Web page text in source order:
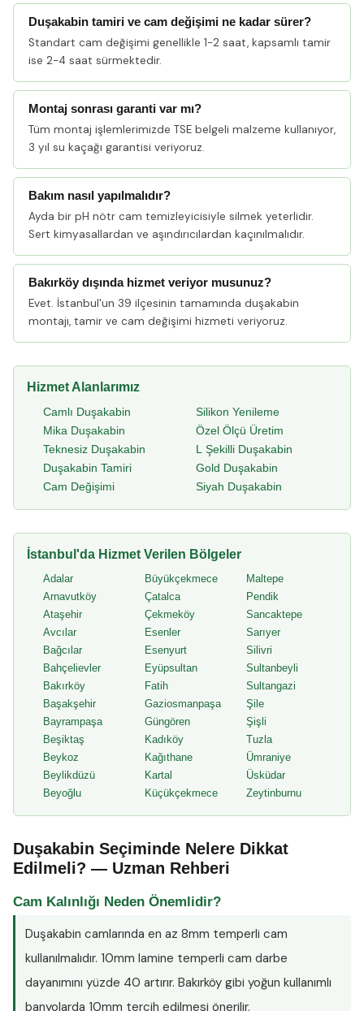
Duşakabin tamiri ve cam değişimi ne kadar sürer?
Standart cam değişimi genellikle 1-2 saat, kapsamlı tamir
ise 2-4 saat sürmektedir.
Montaj sonrası garanti var mı?
Tüm montaj işlemlerimizde TSE belgeli malzeme kullanıyor,
3 yıl su kaçağı garantisi veriyoruz.
Bakım nasıl yapılmalıdır?
Ayda bir pH nötr cam temizleyicisiyle silmek yeterlidir.
Sert kimyasallardan ve aşındırıcılardan kaçınılmalıdır.
Bakırköy dışında hizmet veriyor musunuz?
Evet. İstanbul'un 39 ilçesinin tamamında duşakabin
montajı, tamir ve cam değişimi hizmeti veriyoruz.
Hizmet Alanlarımız
Camlı Duşakabin
Mika Duşakabin
Teknesiz Duşakabin
Duşakabin Tamiri
Cam Değişimi
Silikon Yenileme
Özel Ölçü Üretim
L Şekilli Duşakabin
Gold Duşakabin
Siyah Duşakabin
İstanbul'da Hizmet Verilen Bölgeler
Adalar
Arnavutköy
Ataşehir
Avcılar
Bağcılar
Bahçelievler
Bakırköy
Başakşehir
Bayrampaşa
Beşiktaş
Beykoz
Beylikdüzü
Beyoğlu
Büyükçekmece
Çatalca
Çekmeköy
Esenler
Esenyurt
Eyüpsultan
Fatih
Gaziosmanpaşa
Güngören
Kadıköy
Kağıthane
Kartal
Küçükçekmece
Maltepe
Pendik
Sancaktepe
Sarıyer
Silivri
Sultanbeyli
Sultangazi
Şile
Şişli
Tuzla
Ümraniye
Üsküdar
Zeytinburnu
Duşakabin Seçiminde Nelere Dikkat
Edilmeli? — Uzman Rehberi
Cam Kalınlığı Neden Önemlidir?
Duşakabin camlarında en az 8mm temperli cam
kullanılmalıdır. 10mm lamine temperli cam darbe
dayanımını yüzde 40 artırır. Bakırköy gibi yoğun kullanımlı
banyolarda 10mm tercih edilmesi önerilir.